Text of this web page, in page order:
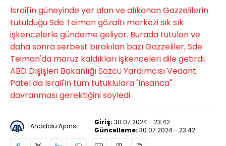
İsrail'in güneyinde yer alan ve alıkonan Gazzelilerin
tutulduğu Sde Teiman gözaltı merkezi sık sık
işkencelerle gündeme geliyor. Burada tutulan ve
daha sonra serbest bırakılan bazı Gazzeliler, Sde
Teiman'da maruz kaldıkları işkenceleri dile getirdi.
ABD Dışişleri Bakanlığı Sözcü Yardımcısı Vedant
Patel da İsrail'in tüm tutuklulara "insanca"
davranması gerektiğini söyledi
Anadolu Ajansı Giriş: 30.07.2024 - 23:42
Güncelleme: 30.07.2024 - 23:42